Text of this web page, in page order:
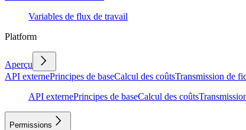
Variables de flux de travail
Platform
Aperçu
API externePrincipes de baseCalcul des coûtsTransmission de
API externePrincipes de baseCalcul des coûts
Permissions